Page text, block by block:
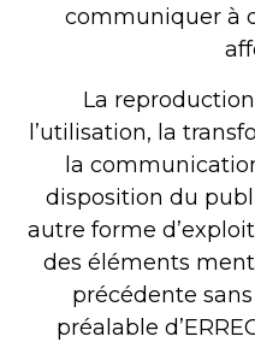
communiquer à
La
l’utilisation, la
la
disposition du
autre forme
des éléments
précédente
préalable